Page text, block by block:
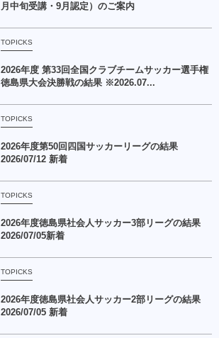
月中旬受講・9月認定）のご案内
TOPICKS
2026年度 第33回全国クラブチームサッカー選手権
徳島県大会決勝戦の結果 ※2026.07...
TOPICKS
2026年度第50回四国サッカーリーグの結果
2026/07/12 新着
TOPICKS
2026年度徳島県社会人サッカー3部リーグの結果
2026/07/05新着
TOPICKS
2026年度徳島県社会人サッカー2部リーグの結果
2026/07/05 新着